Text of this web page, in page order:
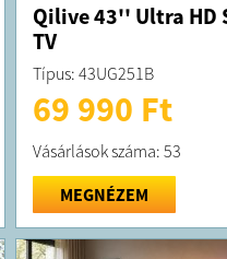
Qilive 43'' Ultra HD
TV
Típus: 43UG251B
69 990 Ft
Vásárlások száma: 53
MEGNÉZEM